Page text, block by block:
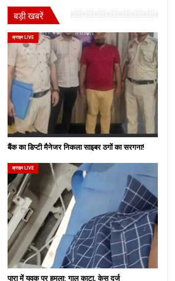
बड़ी खबरें
क्राइम LIVE
बैंक का डिप्टी मैनेजर निकला साइबर ठगों का सरगना!
क्राइम LIVE
पारा में युवक पर हमला: गाल काटा, केस दर्ज